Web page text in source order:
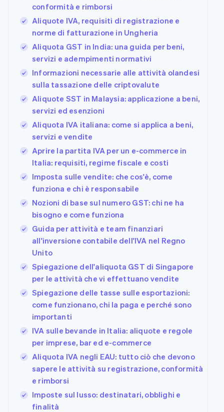
conformità e rimborsi
Aliquote IVA, requisiti di registrazione e
norme di fatturazione in Ungheria
Aliquota GST in India: una guida per beni,
servizi e adempimenti normativi
Informazioni necessarie alle attività olandesi
sulla tassazione delle criptovalute
Aliquote SST in Malaysia: applicazione a beni,
servizi ed esenzioni
Aliquota IVA italiana: come si applica a beni,
servizi e vendite
Aprire la partita IVA per un e-commerce in
Italia: requisiti, regime fiscale e costi
Imposta sulle vendite: che cos'è, come
funziona e chi è responsabile
Nozioni di base sul numero GST: chi ne ha
bisogno e come funziona
Guida per attività e team finanziari
all'inversione contabile dell'IVA nel Regno
Unito
Spiegazione dell'aliquota GST di Singapore
per le attività che vi effettuano vendite
Spiegazione delle tasse sulle esportazioni:
come funzionano, chi la paga e perché sono
importanti
IVA sulle bevande in Italia: aliquote e regole
per imprese, bar ed e-commerce
Aliquota IVA negli EAU: tutto ciò che devono
sapere le attività su registrazione, conformità
e rimborsi
Imposte sul lusso: destinatari, obblighi e
finalità